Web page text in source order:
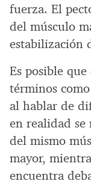
fuerza. El
del músculo
estabilización
Es posible
términos como
al hablar de
en realidad se
del mismo
mayor,
encuentra